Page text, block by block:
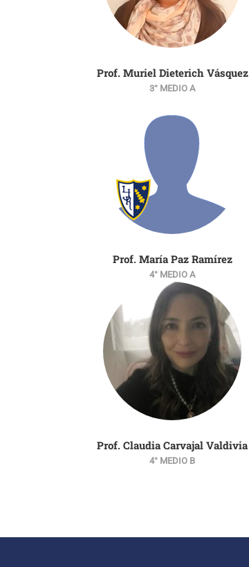
Prof. Muriel Dieterich Vásquez
3° MEDIO A
Prof. María Paz Ramírez
4° MEDIO A
Prof. Claudia Carvajal Valdivia
4° MEDIO B